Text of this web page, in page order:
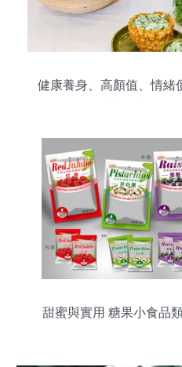
健康養身、高顏值、情緒
甜蜜與實用 糖果小食品